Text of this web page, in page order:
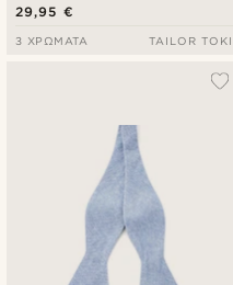
29,95 €
3 ΧΡΏΜΑΤΑ TAILOR TOKI